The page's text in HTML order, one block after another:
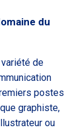
du
de
postes
graphiste,
ou